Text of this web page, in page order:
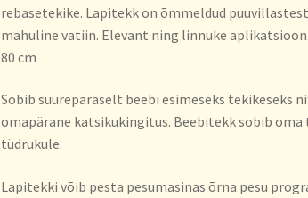
rebasetekike. Lapitekk on õmmeldud
mahuline vatiin. Elevant ning linnuke
80 cm
Sobib suurepäraselt beebi esimeseks tekikeseks
omapärane katsikukingitus. Beebitekk sobib
tüdrukule.
Lapitekki võib pesta pesumasinas õrna pesu